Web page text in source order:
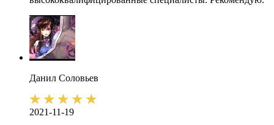
Данил Соловьев
2021-11-19